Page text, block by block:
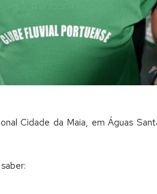
Cidade da Maia, em Águas